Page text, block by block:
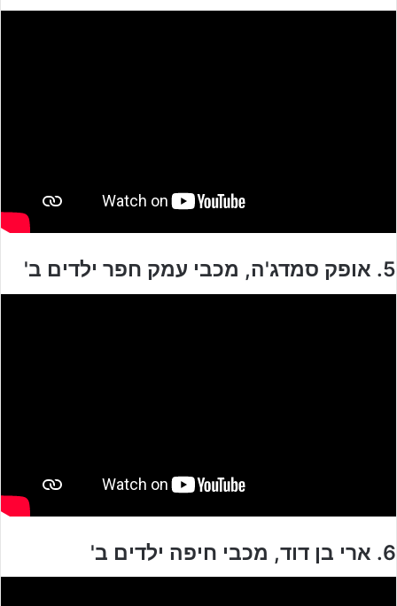
5. אופק סמדג'ה, מכבי עמק חפר ילדים ב'
6. ארי בן דוד, מכבי חיפה ילדים ב'